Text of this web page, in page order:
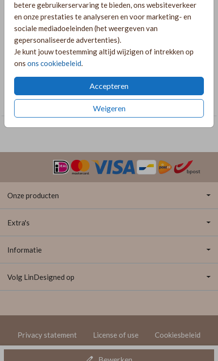
betere gebruikerservaring te bieden, ons websiteverkeer
en onze prestaties te analyseren en voor marketing- en
sociale mediadoeleinden (het weergeven van
gepersonaliseerde advertenties).
Je kunt jouw toestemming altijd wijzigen of intrekken op
ons ons cookiebeleid.
Accepteren
Weigeren
PRODUCTINFORMATIE
OMSCHRIJVING
Bewerk dit label geheel naar wens in de online editor.
Labels
Onze producten
Extra's
Informatie
Volg LinDesigned op
Privacy statement License of use Cookiesbeleid
© 2020 LinDesigned